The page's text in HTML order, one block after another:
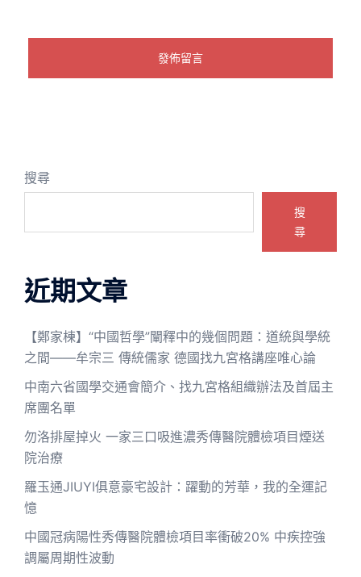
搜尋
搜
尋
近期文章
【鄭家棟】“中國哲學”闡釋中的幾個問題：道統與學統
之間——牟宗三 傳統儒家 德國找九宮格講座唯心論
中南六省國學交通會簡介、找九宮格組織辦法及首屆主
席團名單
勿洛排屋掉火 一家三口吸進濃秀傳醫院體檢項目煙送
院治療
羅玉通JIUYI俱意豪宅設計：躍動的芳華，我的全運記
憶
中國冠病陽性秀傳醫院體檢項目率衝破20% 中疾控強
調屬周期性波動